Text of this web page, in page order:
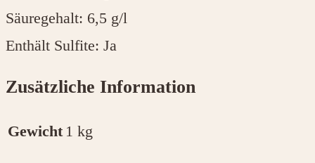
Säuregehalt: 6,5 g/l
Enthält Sulfite: Ja
Zusätzliche Information
Gewicht 1 kg